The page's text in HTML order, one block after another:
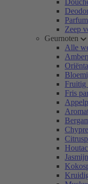
Zeep
Geurnoten
Alle
Fruitig
Fris